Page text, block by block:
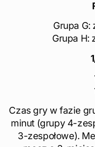
Grupa G:
Grupa H:
Czas gry w fazie
minut (grupy 4-
3-zespołowe).